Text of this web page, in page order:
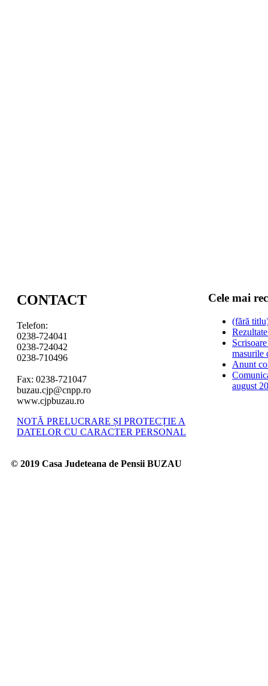
CONTACT
Telefon:
0238-724041
0238-724042
0238-710496
Fax: 0238-721047
buzau.cjp@cnpp.ro
www.cjpbuzau.ro
NOTĂ PRELUCRARE ȘI PROTECȚIE A
DATELOR CU CARACTER PERSONAL
Cele mai
(fără
masurile
Anunt
august
© 2019 Casa Judeteana de Pensii BUZAU